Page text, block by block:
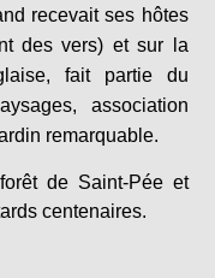
recevait ses hôtes
des vers) et sur la
fait partie du
association
remarquable.
de Saint-Pée et
centenaires.